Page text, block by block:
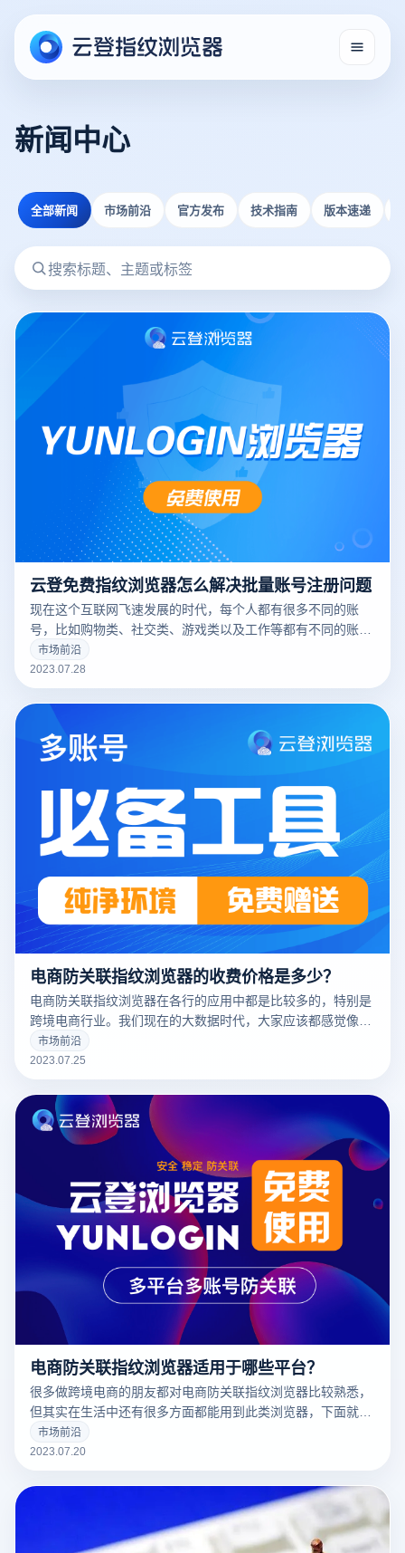
新闻中心
全部新闻 市场前沿 官方发布 技术指南 版本速递
云登免费指纹浏览器怎么解决批量账号注册问题
现在这个互联网飞速发展的时代，每个人都有很多不同的账
号，比如购物类、社交类、游戏类以及工作等都有不同的账
号。所以现在各平台也开始对账号的注册和登录有了严格的安
全把控，这就给一些想要批量注册账号的人带来了一些难题，
今天小编就跟大家来说说云登指纹浏览器怎么解决批量账号注
册问题。
市场前沿
2023.07.28
电商防关联指纹浏览器的收费价格是多少？
电商防关联指纹浏览器在各行的应用中都是比较多的，特别是
跨境电商行业。我们现在的大数据时代，大家应该都感觉像是
被监视了一样，正是因为我们的所有设备和动作都是有指纹记
录的，所以大数据会推送大家近期关注的东西。那对于跨境电
商来说，运营多平台多店铺的话最好是需要一个ip一个浏览器
环境，所以就有了指纹浏览器这个工具，下面我们来说说电商
防关联指纹浏览器的收费价格是多少。
市场前沿
2023.07.25
电商防关联指纹浏览器适用于哪些平台？
很多做跨境电商的朋友都对电商防关联指纹浏览器比较熟悉，
但其实在生活中还有很多方面都能用到此类浏览器，下面就让
云登浏览器带大家来看看电商防关联指纹浏览器适用于哪些平
台。
市场前沿
2023.07.20